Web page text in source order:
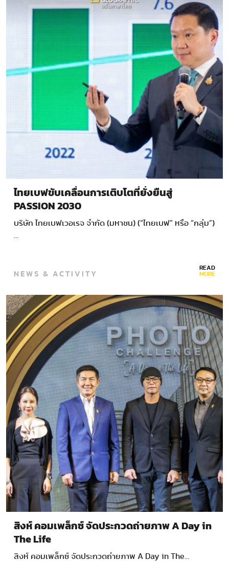
ไทยเบฟขับเคลื่อนการเติบโตที่ยั่งยืนสู่
PASSION 2030
บริษัท ไทยเบฟเวอเรจ จำกัด (มหาชน) (“ไทยเบฟ” หรือ “กลุ่ม”)
…
NEWS & ACTIVITY READ
MORE
สิงห์ คอมเพล็กซ์ จัดประกวดถ่ายภาพ A Day in
The Life
สิงห์ คอมเพล็กซ์ จัดประกวดถ่ายภาพ A Day in The…